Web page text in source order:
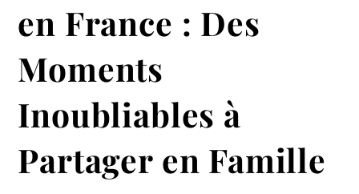
en France : Des
Moments
Inoubliables à
Partager en Famille